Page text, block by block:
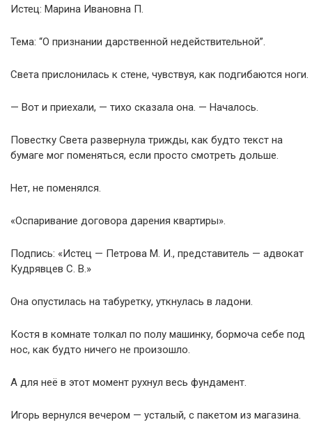
Истец: Марина Ивановна П.
Тема: “О признании дарственной недействительной”.
Света прислонилась к стене, чувствуя, как подгибаются ноги.
— Вот и приехали, — тихо сказала она. — Началось.
Повестку Света развернула трижды, как будто текст на
бумаге мог поменяться, если просто смотреть дольше.
Нет, не поменялся.
«Оспаривание договора дарения квартиры».
Подпись: «Истец — Петрова М. И., представитель — адвокат
Кудрявцев С. В.»
Она опустилась на табуретку, уткнулась в ладони.
Костя в комнате толкал по полу машинку, бормоча себе под
нос, как будто ничего не произошло.
А для неё в этот момент рухнул весь фундамент.
Игорь вернулся вечером — усталый, с пакетом из магазина.